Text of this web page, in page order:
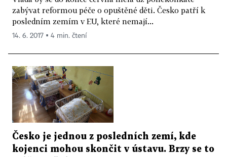
zabývat reformou péče o opuštěné děti. Česko patří k
posledním zemím v EU, které nemají...
14. 6. 2017 ▪ 4 min. čtení
Česko je jednou z posledních zemí, kde
kojenci mohou skončit v ústavu. Brzy se to